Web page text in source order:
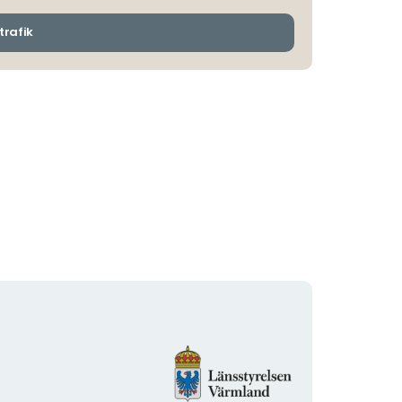
och
Organisationens
logotyp